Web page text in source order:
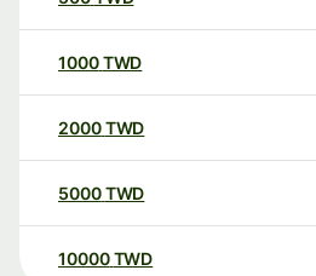
1000TWD
2000TWD
5000TWD
10000 TWD